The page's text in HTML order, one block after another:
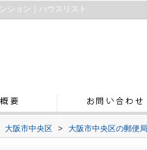
ション｜ハウスリスト
大阪市中央区 > 大阪市中央区の郵便局